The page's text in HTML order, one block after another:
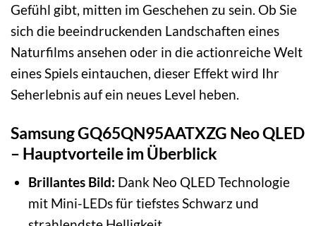
Gefühl gibt, mitten im Geschehen zu sein. Ob Sie
sich die beeindruckenden Landschaften eines
Naturfilms ansehen oder in die actionreiche Welt
eines Spiels eintauchen, dieser Effekt wird Ihr
Seherlebnis auf ein neues Level heben.
Samsung GQ65QN95AATXZG Neo QLED
– Hauptvorteile im Überblick
Brillantes Bild: Dank Neo QLED Technologie
mit Mini-LEDs für tiefstes Schwarz und